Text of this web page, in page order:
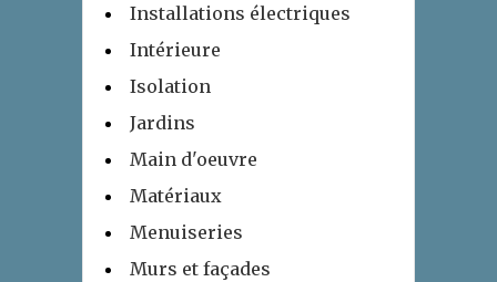
Installations électriques
Intérieure
Isolation
Jardins
Main d'oeuvre
Matériaux
Menuiseries
Murs et façades